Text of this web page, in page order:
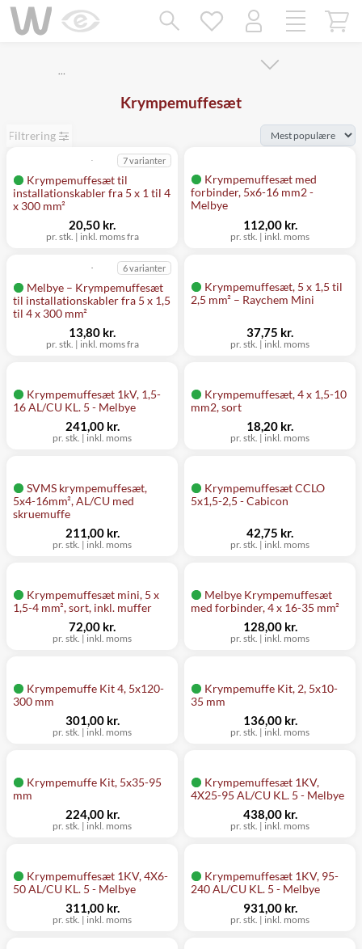
…
Krympemuffesæt
Filtrering
Krympemuffesæt til
installationskabler fra 5 x 1 til 4
x 300 mm²
7 varianter
pr. stk. | inkl. moms fra
20,50 kr.
Krympemuffesæt med
forbinder, 5x6-16 mm2 -
Melbye
pr. stk. | inkl. moms
112,00 kr.
Melbye – Krympemuffesæt
til installationskabler fra 5 x 1,5
til 4 x 300 mm²
6 varianter
pr. stk. | inkl. moms fra
13,80 kr.
Krympemuffesæt, 5 x 1,5 til
2,5 mm² – Raychem Mini
pr. stk. | inkl. moms
37,75 kr.
Krympemuffesæt 1kV, 1,5-
16 AL/CU KL. 5 - Melbye
pr. stk. | inkl. moms
241,00 kr.
Krympemuffesæt, 4 x 1,5-10
mm2, sort
pr. stk. | inkl. moms
18,20 kr.
SVMS krympemuffesæt,
5x4-16mm², AL/CU med
skruemuffe
pr. stk. | inkl. moms
211,00 kr.
Krympemuffesæt CCLO
5x1,5-2,5 - Cabicon
pr. stk. | inkl. moms
42,75 kr.
Krympemuffesæt mini, 5 x
1,5-4 mm², sort, inkl. muffer
pr. stk. | inkl. moms
72,00 kr.
Melbye Krympemuffesæt
med forbinder, 4 x 16-35 mm²
pr. stk. | inkl. moms
128,00 kr.
Krympemuffe Kit 4, 5x120-
300 mm
pr. stk. | inkl. moms
301,00 kr.
Krympemuffe Kit, 2, 5x10-
35 mm
pr. stk. | inkl. moms
136,00 kr.
Krympemuffe Kit, 5x35-95
mm
pr. stk. | inkl. moms
224,00 kr.
Krympemuffesæt 1KV,
4X25-95 AL/CU KL. 5 - Melbye
pr. stk. | inkl. moms
438,00 kr.
Krympemuffesæt 1KV, 4X6-
50 AL/CU KL. 5 - Melbye
pr. stk. | inkl. moms
311,00 kr.
Krympemuffesæt 1KV, 95-
240 AL/CU KL. 5 - Melbye
pr. stk. | inkl. moms
931,00 kr.
Mangler chatten?
Ret samtykke!